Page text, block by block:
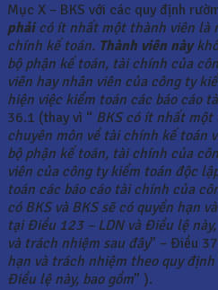
Mục X – BKS với các quy định
phảicó ít nhất một thành viên là
chính kế toán. Thành viên này
bộ phận kế toán, tài chính của
viên hay nhân viên của công ty
hiện việc kiểm toán các báo cáo
36.1 (thay vì “ BKS có ít nhất
chuyên môn về tài chính kế toán
bộ phận kế toán, tài chính của
viên của công ty kiểm toán độc
toán các báo cáo tài chính của
có BKS và BKS sẽ có quyền hạn
tại Điều 123 – LDN và Điều lệ
và trách nhiệm sau đây” – Điều
hạn và trách nhiệm theo quy
Điều lệ này, bao gồm” ).